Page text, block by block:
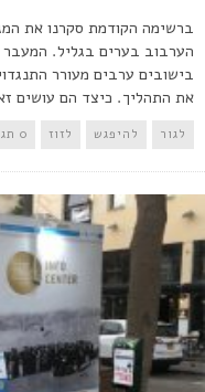
ברשימה הקודמת סקרנו את
הערבוב בערים בגליל.
בישובים ערבים מעורר
את התהליך. כיצד הם עושים
לגור להיפגש לזוז 0 תגובות